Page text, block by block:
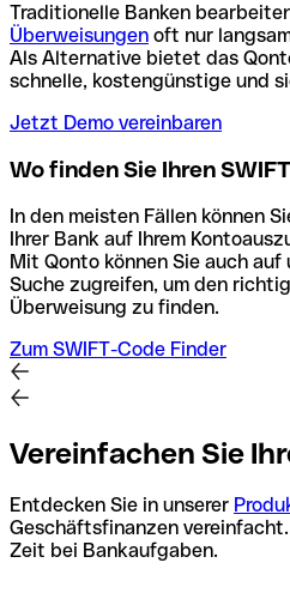
Traditionelle Banken
Überweisungen oft nur
Als Alternative bietet das
schnelle, kostengünstige und
Jetzt Demo vereinbaren
Wo finden Sie Ihren
In den meisten Fällen können
Ihrer Bank auf Ihrem
Mit Qonto können Sie auch auf
Suche zugreifen, um den
Überweisung zu finden.
Zum SWIFT-Code Finder
Vereinfachen Sie
Entdecken Sie in unserer
Geschäftsfinanzen
Zeit bei Bankaufgaben.